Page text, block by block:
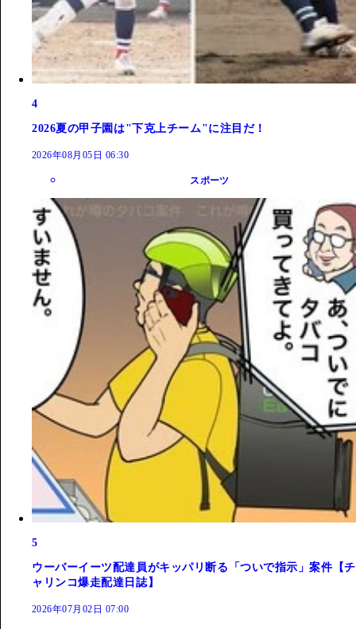
4
2026夏の甲子園は"下克上チーム"に注目だ！
2026年08月05日 06:30
スポーツ
5
ウーバーイーツ配達員がキッパリ断る「ついで指示」案件【チ
ャリンコ爆走配達日誌】
2026年07月02日 07:00